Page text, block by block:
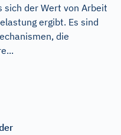
sich der Wert von Arbeit
ergibt. Es sind
die